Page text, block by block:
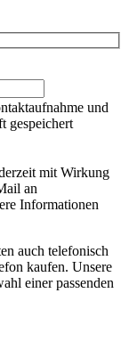
und
gespeichert
mit Wirkung
an
Informationen
auch telefonisch
kaufen. Unsere
einer passenden